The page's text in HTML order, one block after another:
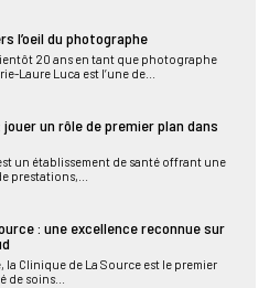
l’oeil du photographe
20 ans en tant que photographe
Laure Luca est l’une de...
un rôle de premier plan dans
un établissement de santé offrant une
prestations,...
: une excellence reconnue sur
la Clinique de La Source est le premier
de soins...